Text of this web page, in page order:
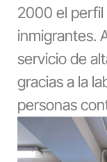
2000 el perfil
inmigrantes.
servicio de
gracias a la
personas